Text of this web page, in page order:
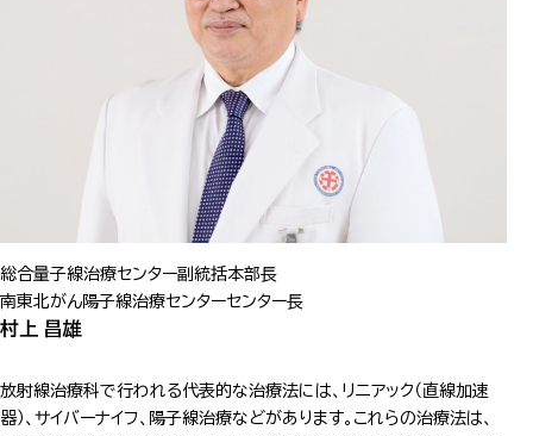
総合量子線治療センター副統括本部長
南東北がん陽子線治療センターセンター長
村上 昌雄
放射線治療科で行われる代表的な治療法には、リニアック（直線加速
器）、サイバーナイフ、陽子線治療などがあります。これらの治療法は、